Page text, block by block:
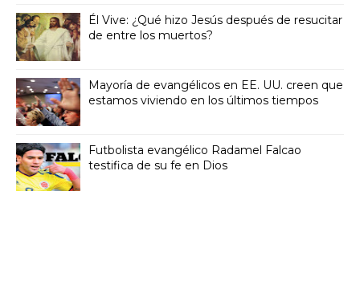
Él Vive: ¿Qué hizo Jesús después de resucitar
de entre los muertos?
Mayoría de evangélicos en EE. UU. creen que
estamos viviendo en los últimos tiempos
Futbolista evangélico Radamel Falcao
testifica de su fe en Dios